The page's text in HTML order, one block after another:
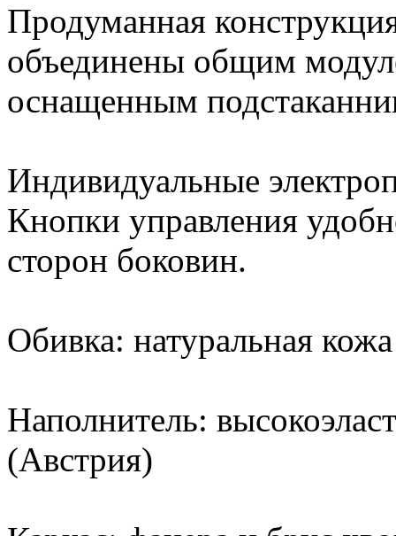
Продуманная
объединены общим
оснащенным
Индивидуальные
Кнопки управления
сторон боковин.
Обивка: натуральная
Наполнитель:
(Австрия)